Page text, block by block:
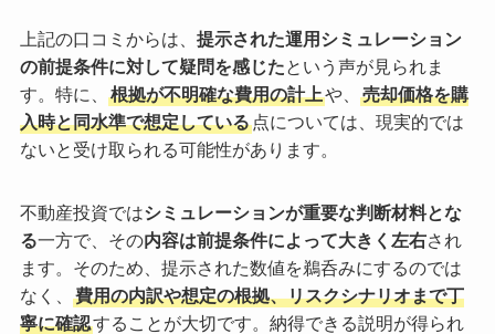
上記の口コミからは、 提示された運用シミュレーション
の前提条件に対して疑問を感じたという声が見られま
す。特に、
根拠が不明確な費用の計上や、
売却価格を購
入時と同水準で想定している点については、現実的では
ないと受け取られる可能性があります。
不動産投資ではシミュレーションが重要な判断材料とな
る一方で、その内容は前提条件によって大きく左右され
ます。そのため、提示された数値を鵜呑みにするのでは
なく、
費用の内訳や想定の根拠、リスクシナリオまで丁
寧に確認することが大切です。納得できる説明が得られ